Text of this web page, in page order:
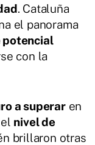
. Cataluña
el panorama
potencial
con la
a superaren
nivel de
brillaron otras